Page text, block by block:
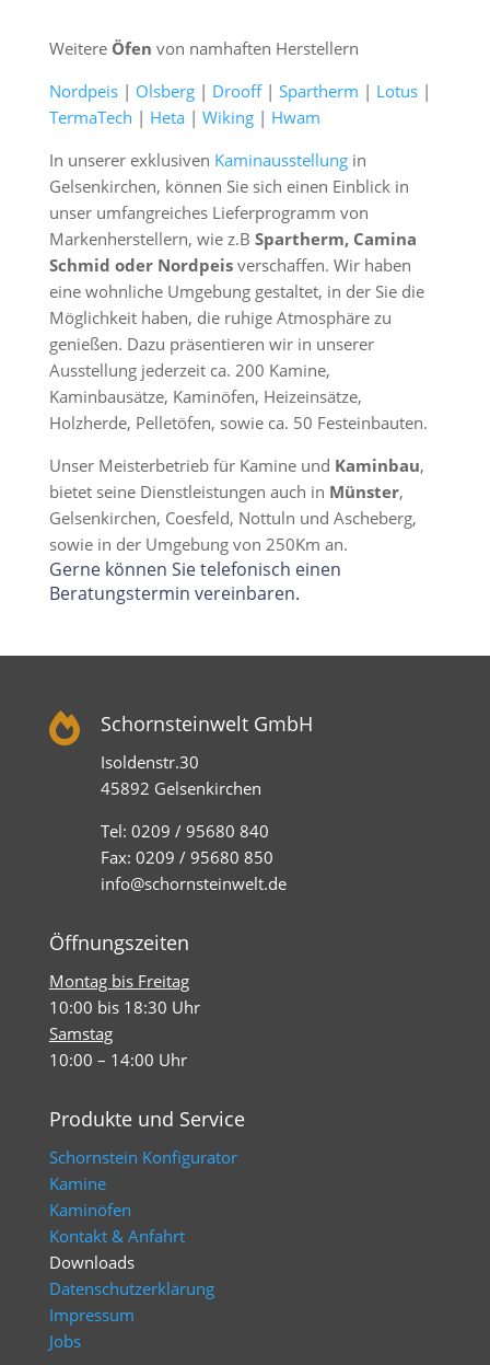
Weitere Öfen von namhaften Herstellern
Nordpeis| Olsberg| Drooff| Spartherm | Lotus|
TermaTech | Heta| Wiking| Hwam
In unserer exklusiven Kaminausstellungin
Gelsenkirchen, können Sie sich einen Einblick in
unser umfangreiches Lieferprogramm von
Markenherstellern, wie z.B Spartherm, Camina
Schmid oder Nordpeisverschaffen. Wir haben
eine wohnliche Umgebung gestaltet, in der Sie die
Möglichkeit haben, die ruhige Atmosphäre zu
genießen. Dazu präsentieren wir in unserer
Ausstellung jederzeit ca. 200 Kamine,
Kaminbausätze, Kaminöfen, Heizeinsätze,
Holzherde, Pelletöfen, sowie ca. 50 Festeinbauten.
Unser Meisterbetrieb für Kamine und Kaminbau,
bietet seine Dienstleistungen auch in Münster,
Gelsenkirchen, Coesfeld, Nottuln und Ascheberg,
sowie in der Umgebung von 250Km an.
Gerne können Sie telefonisch einen
Beratungstermin vereinbaren.
 Schornsteinwelt GmbH
Isoldenstr.30
45892 Gelsenkirchen
Tel: 0209 / 95680 840
Fax: 0209 / 95680 850
info@schornsteinwelt.de
Öffnungszeiten
Montag bis Freitag
10:00 bis 18:30 Uhr
Samstag
10:00 – 14:00 Uhr
Produkte und Service
Schornstein Konfigurator
Kamine
Kaminöfen
Kontakt & Anfahrt
Downloads
Datenschutzerklärung
Impressum
Jobs